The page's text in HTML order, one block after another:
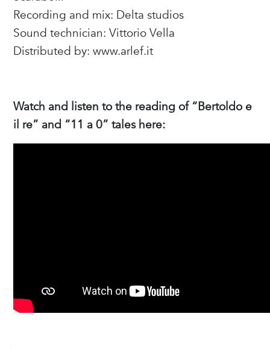
Recording and mix: Delta studios
Sound technician: Vittorio Vella
Distributed by: www.arlef.it
Watch and listen to the reading of “Bertoldo e
il re” and “11 a 0” tales here: